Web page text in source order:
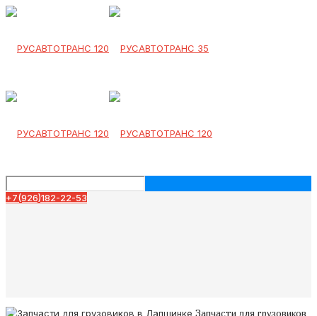
+7(926)182-22-53
Запчасти для грузовиков